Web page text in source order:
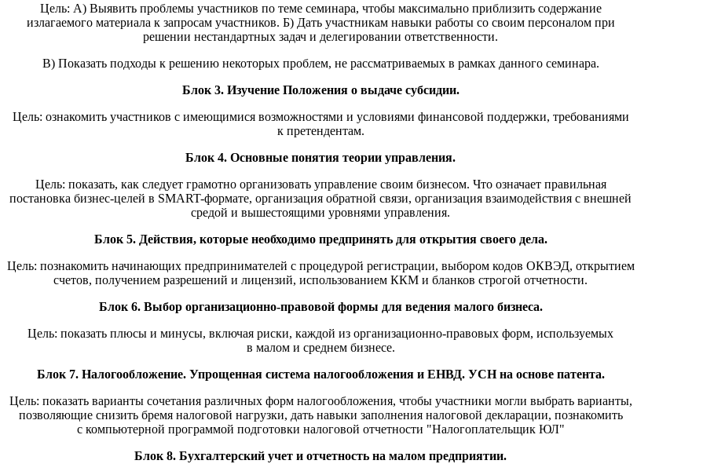
Цель: А) Выявить проблемы участников по теме семинара, чтобы максимально приблизить содержание
излагаемого материала к запросам участников. Б) Дать участникам навыки работы со своим персоналом при
решении нестандартных задач и делегировании ответственности.
В) Показать подходы к решению некоторых проблем, не рассматриваемых в рамках данного семинара.
Блок 3. Изучение Положения о выдаче субсидии.
Цель: ознакомить участников с имеющимися возможностями и условиями финансовой поддержки, требованиями
к претендентам.
Блок 4. Основные понятия теории управления.
Цель: показать, как следует грамотно организовать управление своим бизнесом. Что означает правильная
постановка бизнес-целей в SMART-формате, организация обратной связи, организация взаимодействия с внешней
средой и вышестоящими уровнями управления.
Блок 5. Действия, которые необходимо предпринять для открытия своего дела.
Цель: познакомить начинающих предпринимателей с процедурой регистрации, выбором кодов ОКВЭД, открытием
счетов, получением разрешений и лицензий, использованием ККМ и бланков строгой отчетности.
Блок 6. Выбор организационно-правовой формы для ведения малого бизнеса.
Цель: показать плюсы и минусы, включая риски, каждой из организационно-правовых форм, используемых
в малом и среднем бизнесе.
Блок 7. Налогообложение. Упрощенная система налогообложения и ЕНВД. УСН на основе патента.
Цель: показать варианты сочетания различных форм налогообложения, чтобы участники могли выбрать варианты,
позволяющие снизить бремя налоговой нагрузки, дать навыки заполнения налоговой декларации, познакомить
с компьютерной программой подготовки налоговой отчетности "Налогоплательщик ЮЛ"
Блок 8. Бухгалтерский учет и отчетность на малом предприятии.